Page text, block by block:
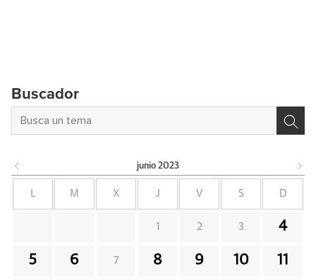
Buscador
junio 2023
L M X J V S D
1 2 3 4
5 6 7 8 9 10 11